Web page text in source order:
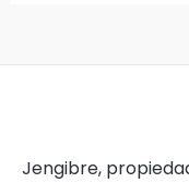
Jengibre,